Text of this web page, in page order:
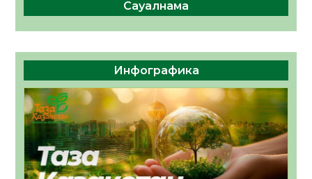
Сауалнама
Инфографика